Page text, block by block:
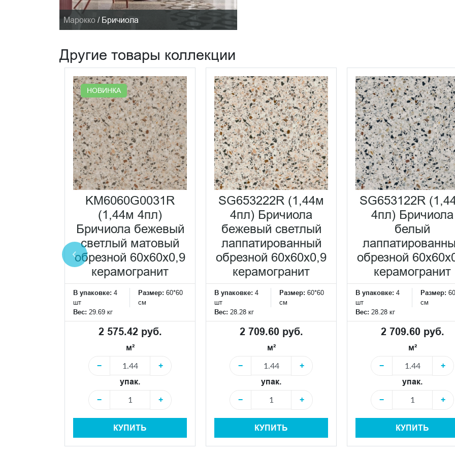
Марокко / Бричиола
Другие товары коллекции
НОВИНКА
KM6060G0031R
(1,44м 4пл)
Бричиола бежевый
светлый матовый
обрезной 60x60x0,9
керамогранит
В упаковке: 4
шт
Размер: 60*60
см
Вес: 29.69 кг
2 575.42 руб.
м²
−
+
упак.
−
+
КУПИТЬ
SG653222R (1,44м
4пл) Бричиола
бежевый светлый
лаппатированный
обрезной 60x60x0,9
керамогранит
В упаковке: 4
шт
Размер: 60*60
см
Вес: 28.28 кг
2 709.60 руб.
м²
−
+
упак.
−
+
КУПИТЬ
SG653122R
4пл) Бричиола
белый
обрезной
керамогранит
В упаковке: 4
шт
Размер:
см
Вес: 28.28 кг
2 709.60 руб.
м²
−
+
упак.
−
+
КУПИТЬ